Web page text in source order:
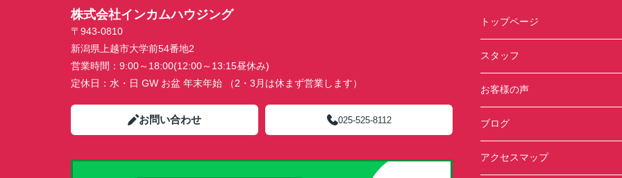
株式会社インカムハウジング
〒943-0810
新潟県上越市大学前54番地2
営業時間： 9:00～18:00(12:00～13:15昼休み)
定休日： 水・日 GW お盆 年末年始 （2・3月は休まず営業します）
お問い合わせ 025-525-8112
トップページ
スタッフ
お客様の声
ブログ
アクセスマップ